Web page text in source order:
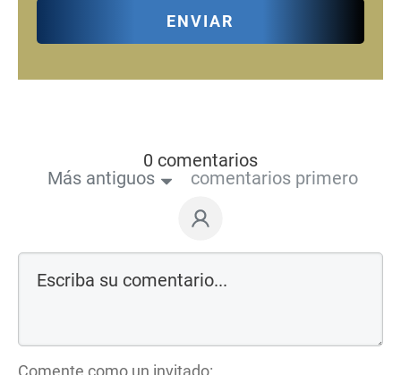
ENVIAR
0 comentarios
Más antiguos
comentarios primero
Comente como un invitado: